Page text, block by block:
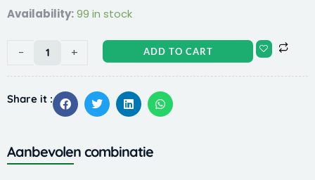
Availability:99 in stock
-
Versele
Squirrels'
600
quantity
+ ADD TO CART
Share it :
Aanbevolen combinatie